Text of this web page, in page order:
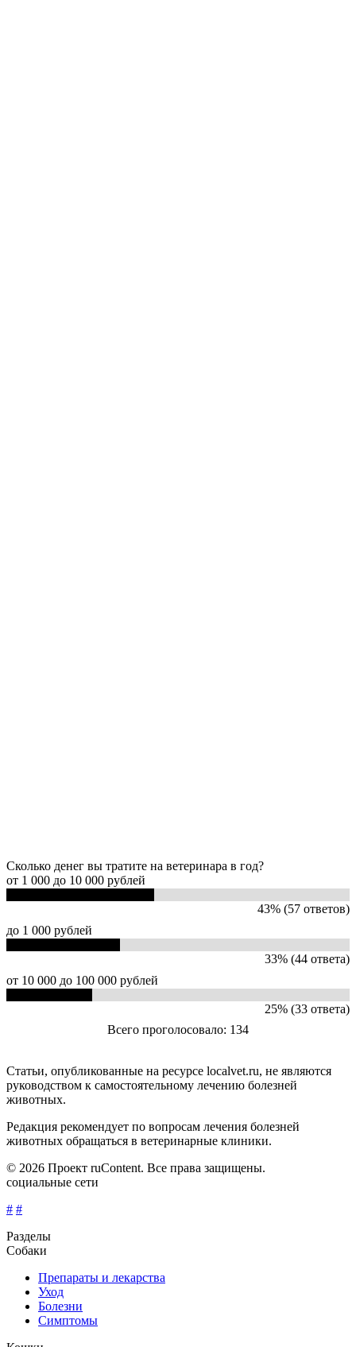
Сколько денег вы тратите на ветеринара в год?
от 1 000 до 10 000 рублей
43% (57 ответов)
до 1 000 рублей
33% (44 ответа)
от 10 000 до 100 000 рублей
25% (33 ответа)
Всего проголосовало: 134
Статьи, опубликованные на ресурсе localvet.ru, не являются
руководством к самостоятельному лечению болезней
животных.
Редакция рекомендует по вопросам лечения болезней
животных обращаться в ветеринарные клиники.
© 2026 Проект ruContent. Все права защищены.
социальные сети
# #
Разделы
Собаки
Препараты и лекарства
Уход
Болезни
Симптомы